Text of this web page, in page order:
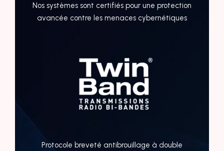
Nos systèmes sont certifiés pour une protection
avancée contre les menaces cybernétiques
Protocole breveté antibrouillage à double